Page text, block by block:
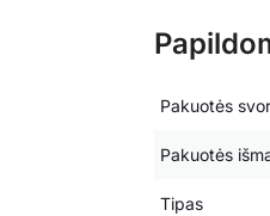
Pakuotės
Pakuotės
Tipas